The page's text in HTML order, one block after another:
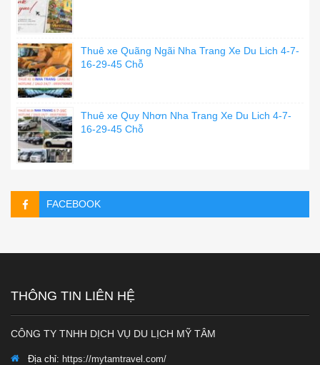
Thuê xe Quãng Ngãi Nha Trang Xe Du Lich 4-7-
16-29-45 Chỗ
Thuê xe Quy Nhơn Nha Trang Xe Du Lich 4-7-
16-29-45 Chỗ
FACEBOOK
THÔNG TIN LIÊN HỆ
CÔNG TY TNHH DỊCH VỤ DU LỊCH MỸ TÂM
Địa chỉ: https://mytamtravel.com/